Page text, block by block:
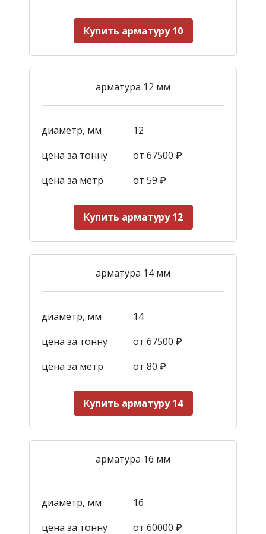
Купить арматуру 10
арматура 12 мм
диаметр, мм
12
цена за тонну
от 67500 ₽
цена за метр
от 59 ₽
Купить арматуру 12
арматура 14 мм
диаметр, мм
14
цена за тонну
от 67500 ₽
цена за метр
от 80 ₽
Купить арматуру 14
арматура 16 мм
диаметр, мм
16
цена за тонну
от 60000 ₽